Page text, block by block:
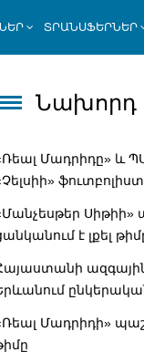
ՏՐԱՆՍՖԵՐՆԵՐ
Նախորդ
Մադրիդը» և
Սիթիի»
է լքել
Մադրիդի»